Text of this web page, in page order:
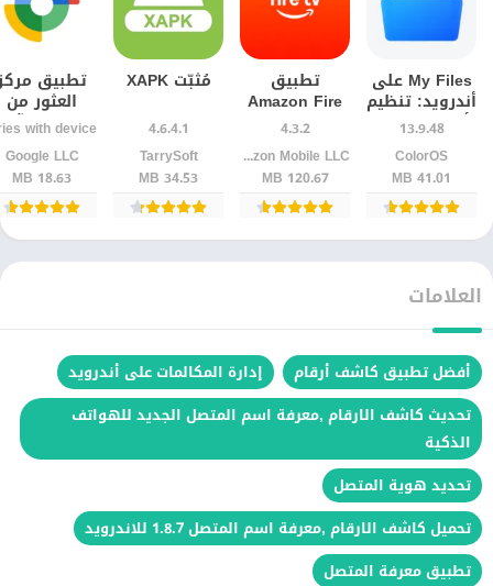
My Files على
أندرويد: تنظيم
أسهل للصور
والملفات
13.9.48
ColorOS
41.01 MB
تطبيق
Amazon Fire
TV | لتحويل
هاتفك إلى
ريموت
4.3.2
Amazon Mobile LLC
120.67 MB
مُثبّت XAPK
4.6.4.1
TarrySoft‏
34.53 MB
تطبيق
العثور من
Google آخر
إصدار
Google LLC‏
18.63 MB
العلامات
أفضل تطبيق كاشف أرقام
إدارة المكالمات على أندرويد
تحديث كاشف الارقام ,معرفة اسم المتصل الجديد للهواتف
الذكية
تحديد هوية المتصل
تحميل كاشف الارقام ,معرفة اسم المتصل 1.8.7 للاندرويد
تطبيق معرفة المتصل